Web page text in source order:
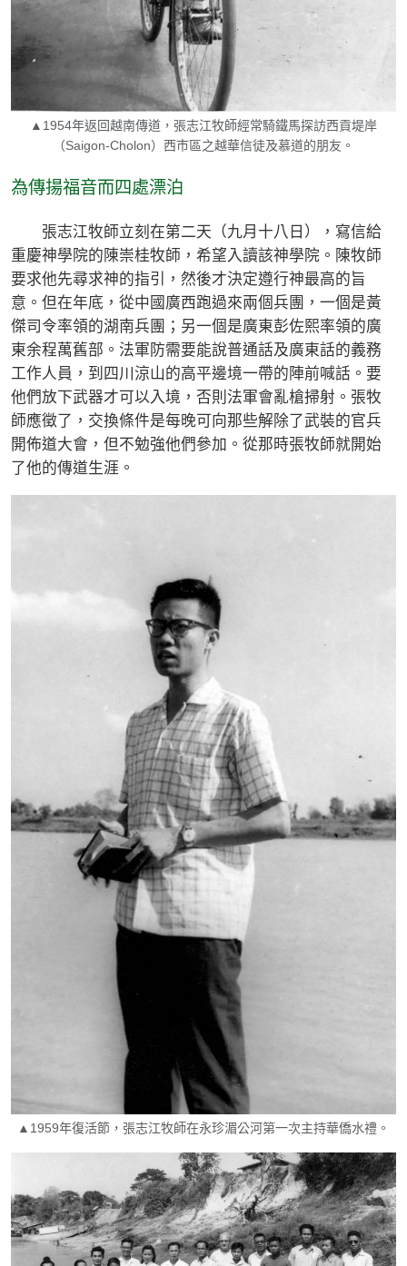
▲1954年返回越南傳道，張志江牧師經常騎鐵馬探訪西貢堤岸
（Saigon-Cholon）西市區之越華信徒及慕道的朋友。
為傳揚福音而四處漂泊
張志江牧師立刻在第二天（九月十八日），寫信給
重慶神學院的陳崇桂牧師，希望入讀該神學院。陳牧師
要求他先尋求神的指引，然後才決定遵行神最高的旨
意。但在年底，從中國廣西跑過來兩個兵團，一個是黃
傑司令率領的湖南兵團；另一個是廣東彭佐熙率領的廣
東余程萬舊部。法軍防需要能說普通話及廣東話的義務
工作人員，到四川涼山的高平邊境一帶的陣前喊話。要
他們放下武器才可以入境，否則法軍會亂槍掃射。張牧
師應徵了，交換條件是每晚可向那些解除了武裝的官兵
開佈道大會，但不勉強他們參加。從那時張牧師就開始
了他的傳道生涯。
▲1959年復活節，張志江牧師在永珍湄公河第一次主持華僑水禮。